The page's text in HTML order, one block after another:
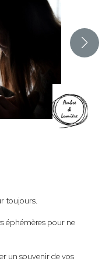
toujours.
éphémères pour ne
un souvenir de vos